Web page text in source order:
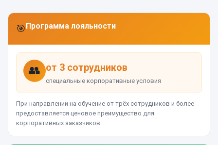
🎯Программа лояльности
👥 от 3 сотрудников
специальные корпоративные условия
При направлении на обучение от трёх сотрудников и более
предоставляется ценовое преимущество для
корпоративных заказчиков.